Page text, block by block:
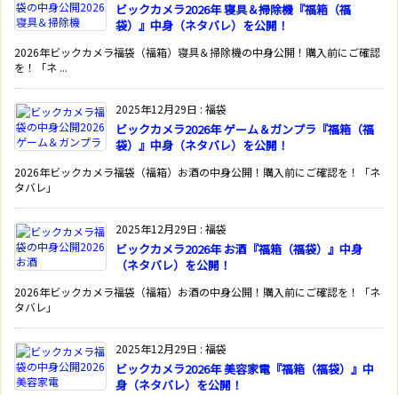
ビックカメラ2026年 寝具＆掃除機『福箱（福
袋）』中身（ネタバレ）を公開！
2026年ビックカメラ福袋（福箱）寝具＆掃除機の中身公開！購入前にご確認
を！「ネ ...
2025年12月29日 : 福袋
ビックカメラ2026年 ゲーム＆ガンプラ『福箱（福
袋）』中身（ネタバレ）を公開！
2026年ビックカメラ福袋（福箱）お酒の中身公開！購入前にご確認を！「ネ
タバレ」
2025年12月29日 : 福袋
ビックカメラ2026年 お酒『福箱（福袋）』中身
（ネタバレ）を公開！
2026年ビックカメラ福袋（福箱）お酒の中身公開！購入前にご確認を！「ネ
タバレ」
2025年12月29日 : 福袋
ビックカメラ2026年 美容家電『福箱（福袋）』中
身（ネタバレ）を公開！